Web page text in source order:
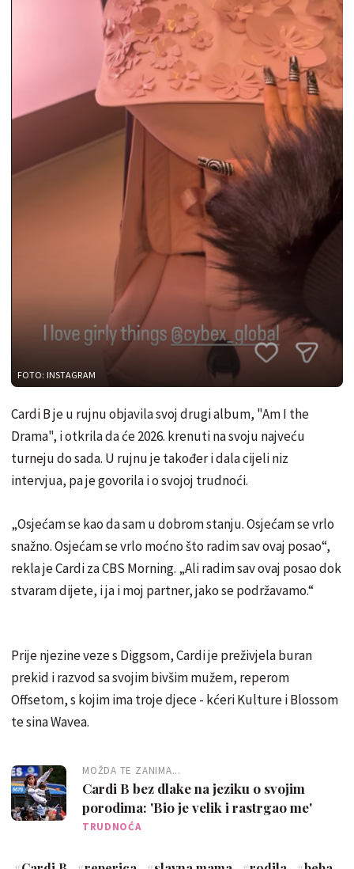
FOTO: INSTAGRAM
Cardi B je u rujnu objavila svoj drugi album, "Am I the
Drama", i otkrila da će 2026. krenuti na svoju najveću
turneju do sada. U rujnu je također i dala cijeli niz
intervjua, pa je govorila i o svojoj trudnoći.
„Osjećam se kao da sam u dobrom stanju. Osjećam se vrlo
snažno. Osjećam se vrlo moćno što radim sav ovaj posao“,
rekla je Cardi za CBS Morning. „Ali radim sav ovaj posao dok
stvaram dijete, i ja i moj partner, jako se podržavamo.“
Prije njezine veze s Diggsom, Cardi je preživjela buran
prekid i razvod sa svojim bivšim mužem, reperom
Offsetom, s kojim ima troje djece - kćeri Kulture i Blossom
te sina Wavea.
MOŽDA TE ZANIMA...
Cardi B bez dlake na jeziku o svojim
porodima: 'Bio je velik i rastrgao me'
TRUDNOĆA